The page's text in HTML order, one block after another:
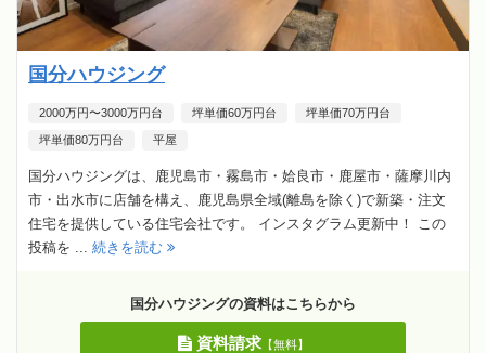
国分ハウジング
2000万円〜3000万円台 坪単価60万円台 坪単価70万円台
坪単価80万円台 平屋
国分ハウジングは、鹿児島市・霧島市・姶良市・鹿屋市・薩摩川内
市・出水市に店舗を構え、鹿児島県全域(離島を除く)で新築・注文
住宅を提供している住宅会社です。 インスタグラム更新中！ この
投稿を ... 続きを読む
国分ハウジングの資料はこちらから
資料請求【無料】